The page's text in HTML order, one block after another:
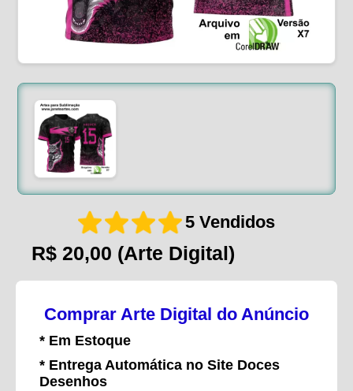
5 Vendidos
R$ 20,00 (Arte Digital)
Comprar Arte Digital do Anúncio
* Em Estoque
* Entrega Automática no Site Doces
Desenhos